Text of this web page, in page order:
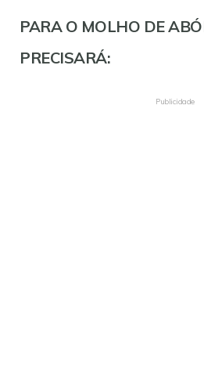
PARA O MOLHO DE
PRECISARÁ:
Publicidade